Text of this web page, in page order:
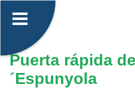
Puerta rápida
´Espunyola